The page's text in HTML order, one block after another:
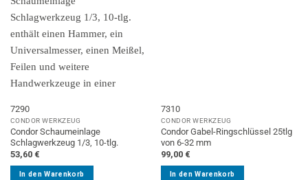
7290
CONDOR WERKZEUG
Condor Schaumeinlage
Schlagwerkzeug 1/3, 10-tlg.
53,60 €
In den Warenkorb
7310
CONDOR WERKZEUG
Condor Gabel-Ringschlüssel 25tlg
von 6-32 mm
99,00 €
In den Warenkorb